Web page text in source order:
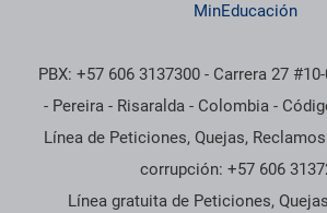
MinEducación
PBX: +57 606 3137300 - Carrera 27
- Pereira - Risaralda - Colombia -
Línea de Peticiones, Quejas,
corrupción: +57 606
Línea gratuita de Peticiones,